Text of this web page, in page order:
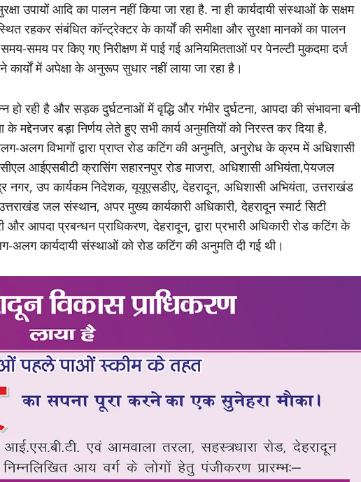
उपायों आदि का पालन नहीं किया जा रहा है. ना ही कार्यदायी संस्थाओं के सक्षम
रहकर संबंधित कॉन्ट्रेक्टर के कार्यों की समीक्षा और सुरक्षा मानकों का पालन
समय पर किए गए निरीक्षण में पाई गई अनियमितताओं पर पेनल्टी मुकदमा दर्ज
कार्यों में अपेक्षा के अनुरूप सुधार नहीं लाया जा रहा है।
रही है और सड़क दुर्घटनाओं में वृद्धि और गंभीर दुर्घटना, आपदा की संभावना बनी
मद्देनजर बड़ा निर्णय लेते हुए सभी कार्य अनुमतियों को निरस्त कर दिया है.
अलग विभागों द्वारा प्राप्त रोड कटिंग की अनुमति, अनुरोध के क्रम में अधिशासी
आईएसबीटी क्रासिंग सहारनपुर रोड माजरा, अधिशासी अभियंता,पेयजल
नगर, उप कार्यकम निदेशक, यूयूएसडीए, देहरादून, अधिशासी अभियंता, उत्तराखंड
जल संस्थान, अपर मुख्य कार्यकारी अधिकारी, देहरादून स्मार्ट सिटी
आपदा प्रबन्धन प्राधिकरण, देहरादून, द्वारा प्रभारी अधिकारी रोड कटिंग के
कार्यदायी संस्थाओं को रोड कटिंग की अनुमति दी गई थी।